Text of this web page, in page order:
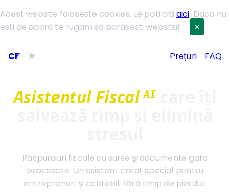
Acest website foloseste cookies. Le poti citi aici. Daca nu
esti de acord te rugam sa parasesti websitul.
CF Prețuri FAQ
Asistentul FiscalAI
Răspunsuri fiscale cu surse și documente gata
procesate. Un asistent creat special pentru
antreprenori și contabili fără timp de pierdut.